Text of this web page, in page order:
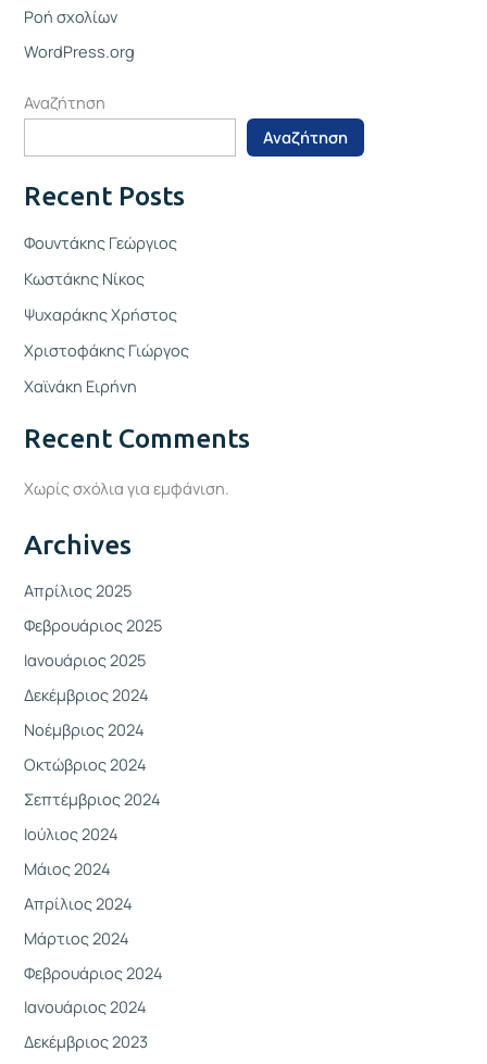
Ροή σχολίων
WordPress.org
Αναζήτηση
Αναζήτηση
Recent Posts
Φουντάκης Γεώργιος
Κωστάκης Νίκος
Ψυχαράκης Χρήστος
Χριστοφάκης Γιώργος
Χαϊνάκη Ειρήνη
Recent Comments
Χωρίς σχόλια για εμφάνιση.
Archives
Απρίλιος 2025
Φεβρουάριος 2025
Ιανουάριος 2025
Δεκέμβριος 2024
Νοέμβριος 2024
Οκτώβριος 2024
Σεπτέμβριος 2024
Ιούλιος 2024
Μάιος 2024
Απρίλιος 2024
Μάρτιος 2024
Φεβρουάριος 2024
Ιανουάριος 2024
Δεκέμβριος 2023